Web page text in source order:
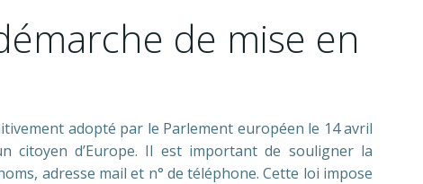
de mise en
adopté par le Parlement européen le 14 avril
citoyen d’Europe. Il est important de souligner la
adresse mail et n° de téléphone. Cette loi impose